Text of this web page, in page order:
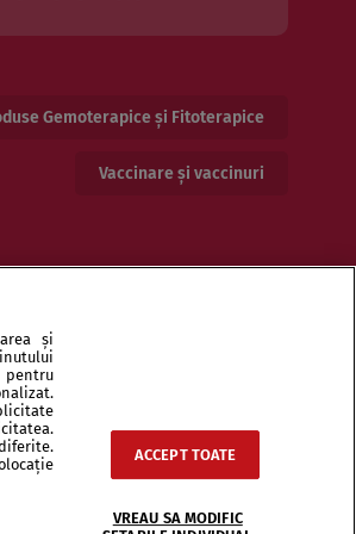
Gemoterapice și Fitoterapice
Vaccinare și vaccinuri
Echipa Contact Sitemap
și
pentru
ACCEPT TOATE
VREAU SA MODIFIC